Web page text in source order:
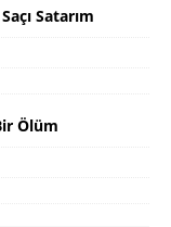
Satarım
Ölüm